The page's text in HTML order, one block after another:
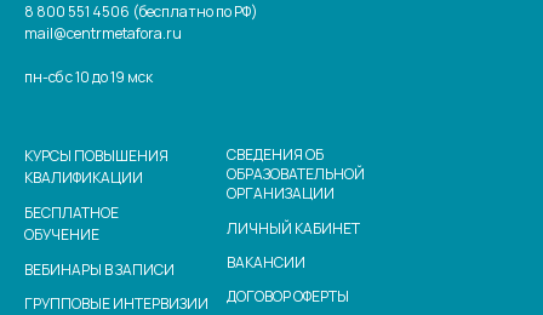
СВЕДЕНИЯ ОБ
ОБРАЗОВАТЕЛЬНОЙ
ОРГАНИЗАЦИИ
БЕСПЛАТНОЕ
ОБУЧЕНИЕ
КУРСЫ ПОВЫШЕНИЯ
КВАЛИФИКАЦИИ
ЛИЧНЫЙ КАБИНЕТ
ВАКАНСИИ
ДОГОВОР ОФЕРТЫ
8 800 551 4506 (бесплатно по РФ)
mail@centrmetafora.ru
пн-сб с 10 до 19 мск
ВЕБИНАРЫ В ЗАПИСИ
ГРУППОВЫЕ ИНТЕРВИЗИИ